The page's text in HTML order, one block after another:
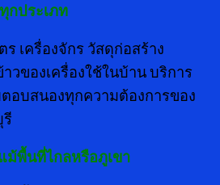
กประเภท
เครื่องจักร วัสดุก่อสร้าง
วของเครื่องใช้ในบ้าน บริการ
อบสนองทุกความต้องการของ
ม้พื้นที่ไกลหรือภูเขา